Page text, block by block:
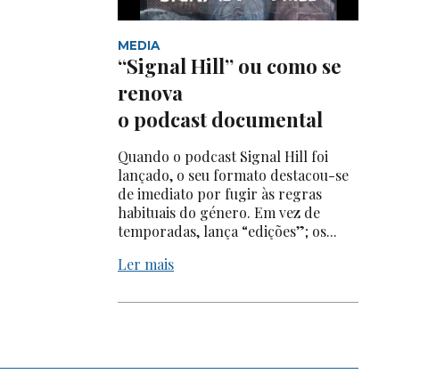
MEDIA
“Signal Hill” ou como se
renova
o podcast documental
Quando o podcast Signal Hill foi
lançado, o seu formato destacou-se
de imediato por fugir às regras
habituais do género. Em vez de
temporadas, lança “edições”; os...
Ler mais